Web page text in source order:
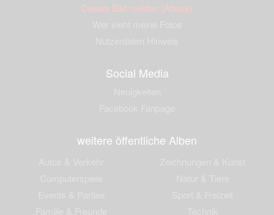
Dieses Bild melden (Abuse)
Social Media
weitere öffentliche Alben